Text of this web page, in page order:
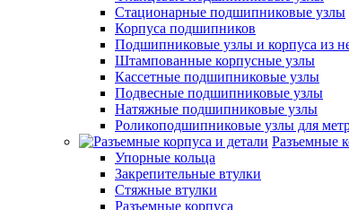
Стационарные подшипниковые узлы
Корпуса подшипников
Подшипниковые узлы и корпуса из
Штампованные корпусные узлы
Кассетные подшипниковые узлы
Подвесные подшипниковые узлы
Натяжные подшипниковые узлы
Роликоподшипниковые узлы для
Разъемные
Упорные кольца
Закрепительные втулки
Стяжные втулки
Разъемные корпуса